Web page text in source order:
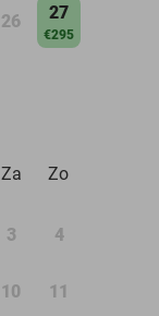
26 27
€295
Za Zo
3 4
10 11